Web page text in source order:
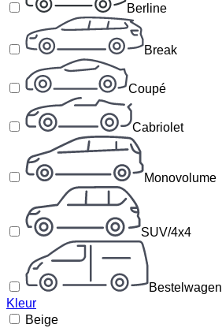
Berline
Break
Coupé
Cabriolet
Monovolume
SUV/4x4
Bestelwagen
Kleur
Beige